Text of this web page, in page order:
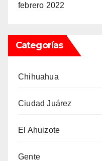
febrero 2022
Categorías
Chihuahua
Ciudad Juárez
El Ahuizote
Gente